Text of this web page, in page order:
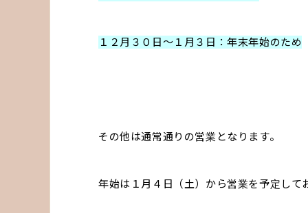
１２月３０日〜１月３日：年末年始のため
その他は通常通りの営業となります。
年始は１月４日（土）から営業を予定して